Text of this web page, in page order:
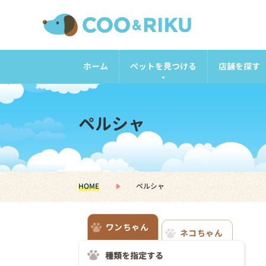
ホーム ペットを見つける 店舗を探す
ペルシャ
HOME ペルシャ
ワンちゃん
ネコちゃん
種類を指定する